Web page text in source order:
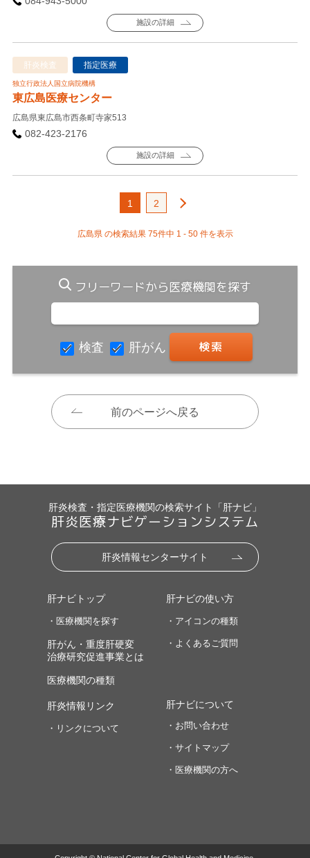
施設の詳細
肝炎検査 指定医療
独立行政法人国立病院機構
東広島医療センター
広島県東広島市西条町寺家513
082-423-2176
施設の詳細
1 2
広島県 の検索結果 75件中 1 - 50 件を表示
フリーワードから医療機関を探す
検査 肝がん
前のページへ戻る
肝炎検査・指定医療機関の検索サイト「肝ナビ」
肝炎医療ナビゲーションシステム
肝炎情報センターサイト
肝ナビトップ
・医療機関を探す
肝がん・重度肝硬変
治療研究促進事業とは
医療機関の種類
肝ナビの使い方
・アイコンの種類
・よくあるご質問
肝炎情報リンク
・リンクについて
肝ナビについて
・お問い合わせ
・サイトマップ
・医療機関の方へ